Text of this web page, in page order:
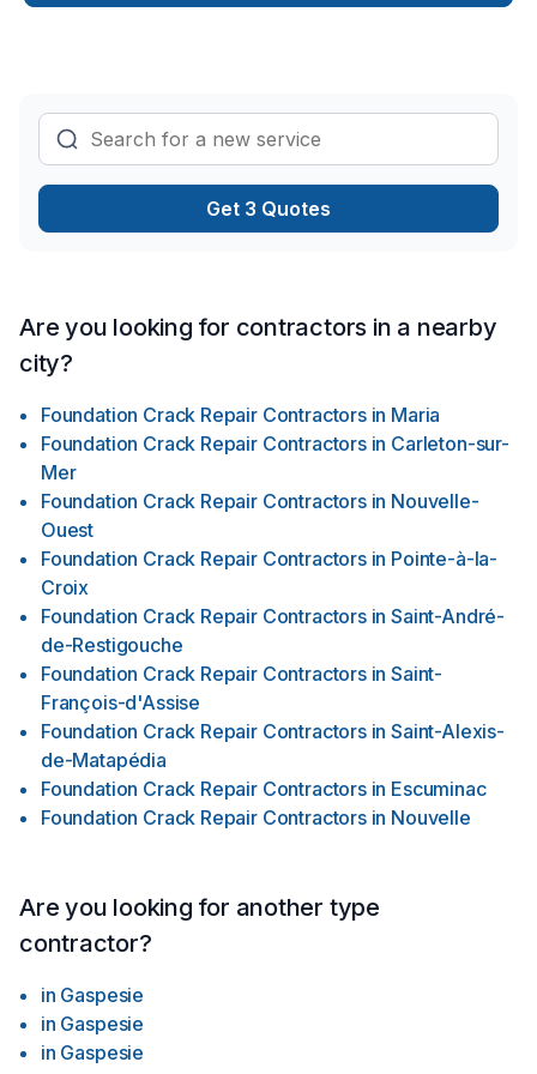
Transport. Nous desservons Bas St-Laurent,Gaspésie–Îles-
projet.
Get 3 Quotes
Are you looking for contractors in a nearby
city?
Foundation Crack Repair Contractors in Maria
Foundation Crack Repair Contractors in Carleton-sur-
Mer
Foundation Crack Repair Contractors in Nouvelle-
Ouest
Foundation Crack Repair Contractors in Pointe-à-la-
Croix
Foundation Crack Repair Contractors in Saint-André-
de-Restigouche
Foundation Crack Repair Contractors in Saint-
François-d'Assise
Foundation Crack Repair Contractors in Saint-Alexis-
de-Matapédia
Foundation Crack Repair Contractors in Escuminac
Foundation Crack Repair Contractors in Nouvelle
Are you looking for another type
contractor?
in Gaspesie
in Gaspesie
in Gaspesie